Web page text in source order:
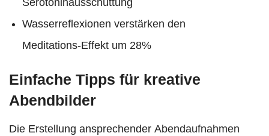
Serotoninausschüttung
Wasserreflexionen verstärken den
Meditations-Effekt um 28%
Einfache Tipps für kreative
Abendbilder
Die Erstellung ansprechender Abendaufnahmen